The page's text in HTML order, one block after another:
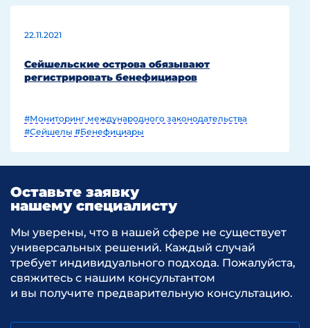
22.11.2021
Сейшельские острова обязывают
регистрировать бенефициаров
#Мониторинг международного законодательства
#Сейшелы #Бенефициары
Оставьте заявку
нашему специалисту
Мы уверены, что в нашей сфере не существует
универсальных решений. Каждый случай
требует индивидуального подхода. Пожалуйста,
свяжитесь с нашим консультантом
и вы получите предварительную консультацию.